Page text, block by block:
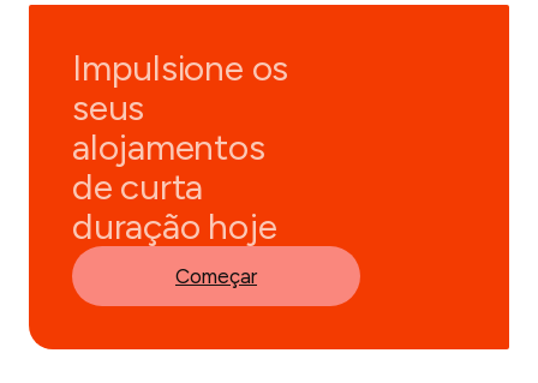
Impulsione os
seus
alojamentos
de curta
duração hoje
Começar